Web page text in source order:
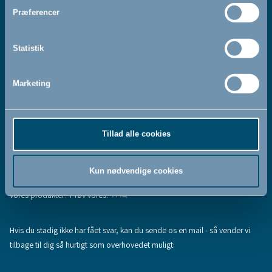
Præferencer
Statistik
Marketing
Tillad alle cookies
Kun nødvendige cookies
læst og accepteret vores
Cookiepolitik
Tilmeld
Fandt du ikke den information, du søgte, eller har du flere spørgsmål til
vores produkter? Prøv vores:FAQ
Hvis du stadig ikke har fået svar, kan du sende os en mail - så vender vi
tilbage til dig så hurtigt som overhovedet muligt: